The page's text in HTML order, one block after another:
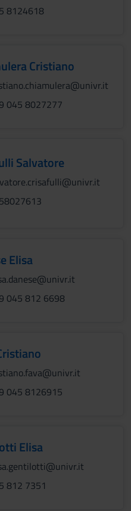
8124618
Cristiano
045 8027277
Salvatore
Elisa
045 812 6698
045 8126915
Elisa
812 7351